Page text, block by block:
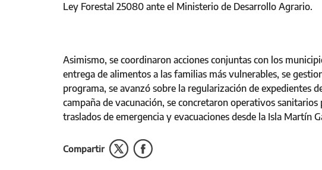
Ley Forestal 25080 ante el Ministerio de Desarrollo Agrario.
Asimismo, se coordinaron acciones conjuntas con los
entrega de alimentos a las familias más vulnerables, se
programa, se avanzó sobre la regularización de expedientes
campaña de vacunación, se concretaron operativos
traslados de emergencia y evacuaciones desde la Isla Martín
Compartir